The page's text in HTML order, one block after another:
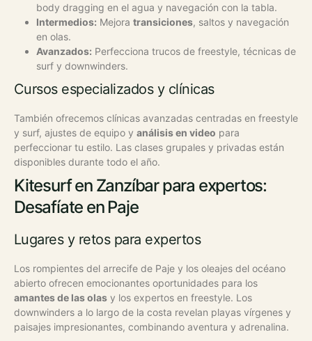
body dragging en el agua y navegación con la tabla.
Intermedios: Mejora transiciones, saltos y navegación
en olas.
Avanzados: Perfecciona trucos de freestyle, técnicas de
surf y downwinders.
Cursos especializados y clínicas
También ofrecemos clínicas avanzadas centradas en freestyle
y surf, ajustes de equipo y análisis en video para
perfeccionar tu estilo. Las clases grupales y privadas están
disponibles durante todo el año.
Kitesurf en Zanzíbar para expertos:
Desafíate en Paje
Lugares y retos para expertos
Los rompientes del arrecife de Paje y los oleajes del océano
abierto ofrecen emocionantes oportunidades para los
amantes de las olas y los expertos en freestyle. Los
downwinders a lo largo de la costa revelan playas vírgenes y
paisajes impresionantes, combinando aventura y adrenalina.